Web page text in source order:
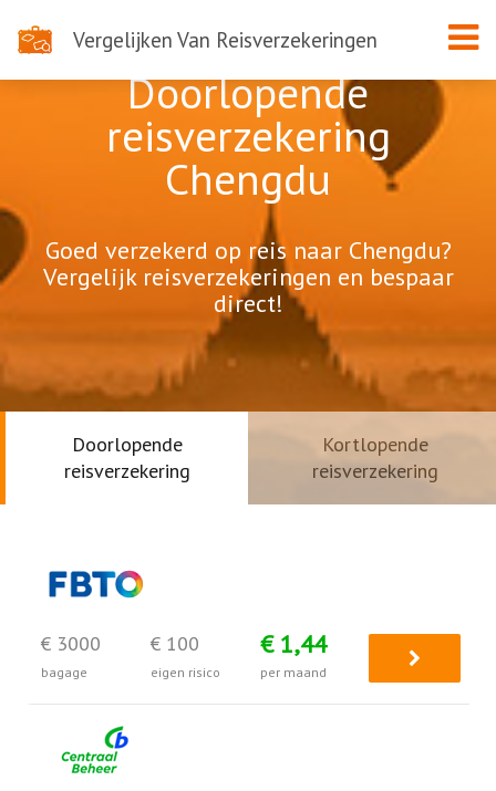
Vergelijken Van Reisverzekeringen
Doorlopende
reisverzekering
Chengdu
Goed verzekerd op reis naar Chengdu?
Vergelijk reisverzekeringen en bespaar
direct!
Doorlopende
reisverzekering
Kortlopende
reisverzekering
€ 3000
bagage
€ 100
eigen risico
€ 1,44
per maand